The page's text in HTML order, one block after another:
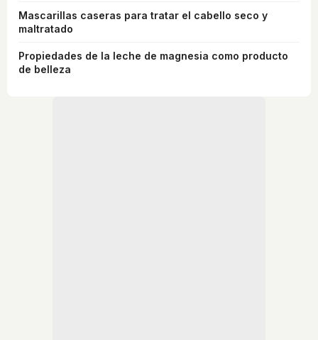
Mascarillas caseras para tratar el cabello seco y
maltratado
Propiedades de la leche de magnesia como producto
de belleza